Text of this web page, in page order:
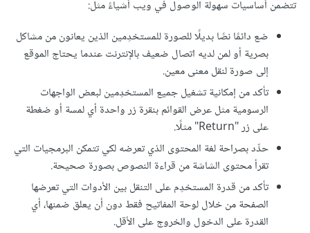
تتضمن أساسيات سهولة الوصول في ويب أشياءً مثل:
ضع دائمًا نصًا بديلًا للصورة للمستخدِمين الذين يعانون من مشاكل
بصرية أو لمن لديه اتصال ضعيف بالإنترنت عندما يحتاج الموقع
إلى صورة لنقل معنى معين.
تأكد من إمكانية تشغيل جميع المستخدِمين لبعض الواجهات
الرسومية مثل عرض القوائم بنقرة زر واحدة أي لمسة أو ضغطة
على زر "Return" مثلًا.
حدِّد بصراحة لغة المحتوى الذي تعرضه لكي تتمكن البرمجيات التي
تقرأ محتوى الشاشة من قراءة النصوص بصورة صحيحة.
تأكد من قدرة المستخدِم على التنقل بين الأدوات التي تعرضها
الصفحة من خلال لوحة المفاتيح فقط دون أن يعلق ضمنها، أي
القدرة على الدخول والخروج على الأقل.